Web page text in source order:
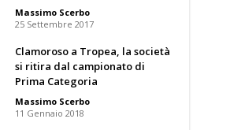
Massimo Scerbo
25 Settembre 2017
Clamoroso a Tropea, la società
si ritira dal campionato di
Prima Categoria
Massimo Scerbo
11 Gennaio 2018